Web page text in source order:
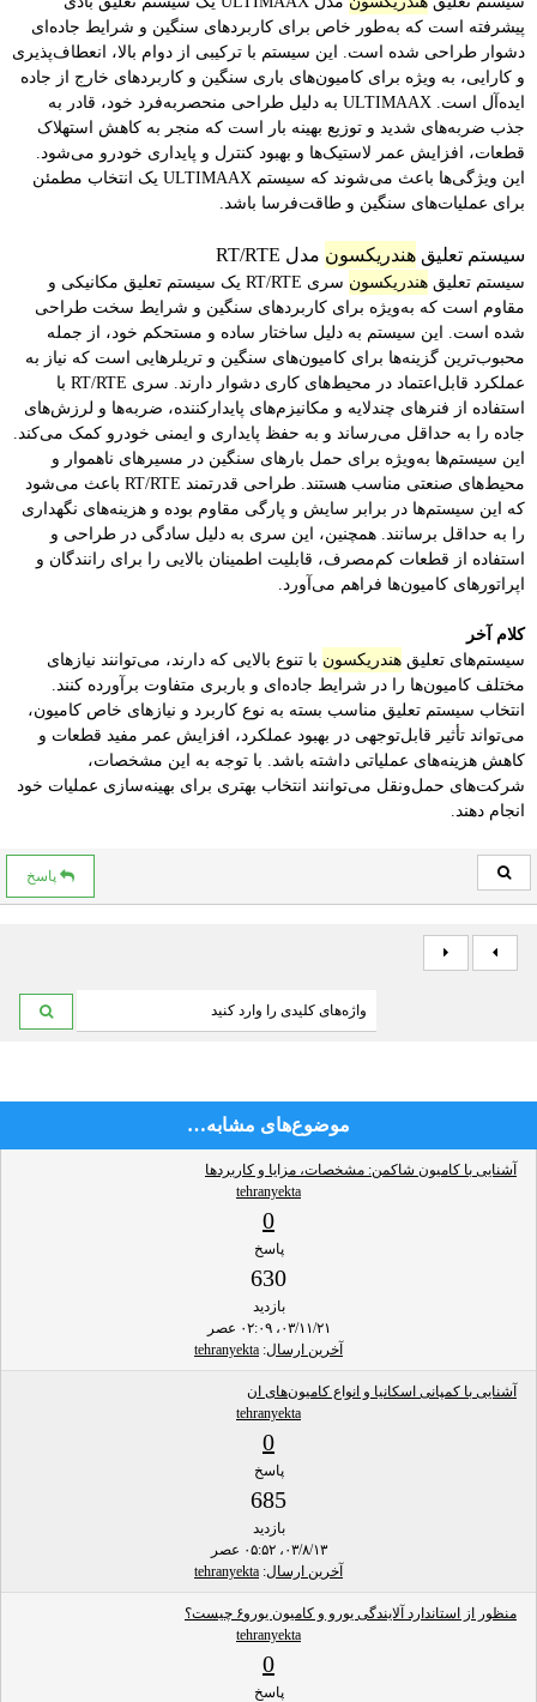
پیشرفته است که به‌طور خاص برای کاربردهای سنگین و شرایط جاده‌ای
دشوار طراحی شده است. این سیستم با ترکیبی از دوام بالا، انعطاف‌پذیری
و کارایی، به ویژه برای کامیون‌های باری سنگین و کاربردهای خارج از جاده
ایده‌آل است. ULTIMAAX
به دلیل طراحی منحصربه‌فرد خود، قادر به
جذب ضربه‌های شدید و توزیع بهینه بار است که منجر به کاهش استهلاک
قطعات، افزایش عمر لاستیک‌ها و بهبود کنترل و پایداری خودرو می‌شود.
این ویژگی‌ها باعث می‌شوند که سیستم ULTIMAAX
یک انتخاب مطمئن
برای عملیات‌های سنگین و طاقت‌فرسا باشد.
سیستم تعلیق هندریکسون مدل RT/RTE
سیستم تعلیق هندریکسون
سری RT/RTE یک سیستم تعلیق مکانیکی و
مقاوم است که به‌ویژه برای کاربردهای سنگین و شرایط سخت طراحی
شده است. این سیستم به دلیل ساختار ساده و مستحکم خود، از جمله
محبوب‌ترین گزینه‌ها برای کامیون‌های سنگین و تریلرهایی است که نیاز به
عملکرد قابل‌اعتماد در محیط‌های کاری دشوار دارند. سری RT/RTE با
استفاده از فنرهای چندلایه و مکانیزم‌های پایدارکننده، ضربه‌ها و لرزش‌های
جاده را به حداقل می‌رساند و به حفظ پایداری و ایمنی خودرو کمک می‌کند.
این سیستم‌ها به‌ویژه برای حمل بارهای سنگین در مسیرهای ناهموار و
محیط‌های صنعتی مناسب هستند. طراحی قدرتمند RT/RTE باعث می‌شود
که این سیستم‌ها در برابر سایش و پارگی مقاوم بوده و هزینه‌های نگهداری
را به حداقل برسانند. همچنین، این سری به دلیل سادگی در طراحی و
استفاده از قطعات کم‌مصرف، قابلیت اطمینان بالایی را برای رانندگان و
اپراتورهای کامیون‌ها فراهم می‌آورد.
کلام آخر
سیستم‌های تعلیق هندریکسون با تنوع بالایی که دارند، می‌توانند نیازهای
مختلف کامیون‌ها را در شرایط جاده‌ای و باربری متفاوت برآورده کنند.
انتخاب سیستم تعلیق مناسب بسته به نوع کاربرد و نیازهای خاص کامیون،
می‌تواند تأثیر قابل‌توجهی در بهبود عملکرد، افزایش عمر مفید قطعات و
کاهش هزینه‌های عملیاتی داشته باشد. با توجه به این مشخصات،
شرکت‌های حمل‌ونقل می‌توانند انتخاب بهتری برای بهینه‌سازی عملیات خود
انجام دهند.
پاسخ
موضوع‌های مشابه…
آشنایی با کامیون شاکمن: مشخصات، مزایا و کاربردها
tehranyekta
0
پاسخ
630
بازدید
۰۳/۱۱/۲۱، ۰۲:۰۹ عصر
آخرین ارسال:
tehranyekta
آشنایی با کمپانی اسکانیا و انواع کامیون‌های ان
tehranyekta
0
پاسخ
685
بازدید
۰۳/۸/۱۳، ۰۵:۵۲ عصر
آخرین ارسال:
tehranyekta
منظور از استاندارد آلایندگی یورو و کامیون یورو۶ چیست؟
tehranyekta
0
پاسخ